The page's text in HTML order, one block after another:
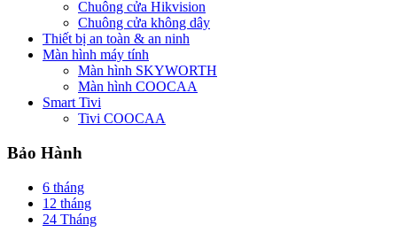
Chuông cửa Hikvision
Chuông cửa không dây
Thiết bị an toàn & an ninh
Màn hình máy tính
Màn hình SKYWORTH
Màn hình COOCAA
Smart Tivi
Tivi COOCAA
Bảo Hành
6 tháng
12 tháng
24 Tháng